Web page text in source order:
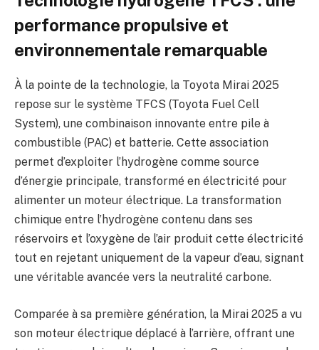
performance propulsive et
environnementale remarquable
À la pointe de la technologie, la Toyota Mirai 2025
repose sur le système TFCS (Toyota Fuel Cell
System), une combinaison innovante entre pile à
combustible (PAC) et batterie. Cette association
permet d’exploiter l’hydrogène comme source
d’énergie principale, transformé en électricité pour
alimenter un moteur électrique. La transformation
chimique entre l’hydrogène contenu dans ses
réservoirs et l’oxygène de l’air produit cette électricité
tout en rejetant uniquement de la vapeur d’eau, signant
une véritable avancée vers la neutralité carbone.
Comparée à sa première génération, la Mirai 2025 a vu
son moteur électrique déplacé à l’arrière, offrant une